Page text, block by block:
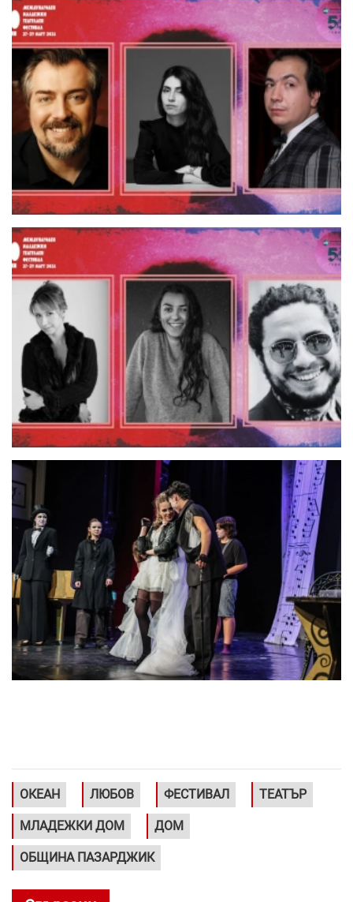
ОКЕАН ЛЮБОВ ФЕСТИВАЛ ТЕАТЪР
МЛАДЕЖКИ ДОМ ДОМ
ОБЩИНА ПАЗАРДЖИК